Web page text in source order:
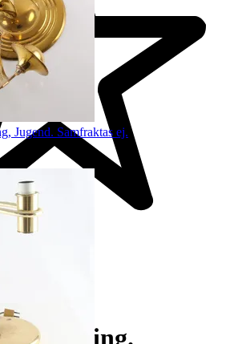
Mässing.
Jugend. Samfraktas ej.